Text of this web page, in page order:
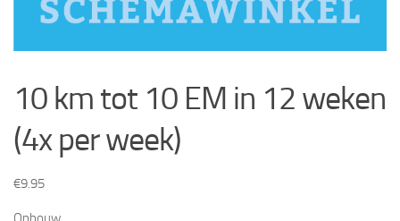
10 km tot 10 EM in 12 weken
(4x per week)
€9.95